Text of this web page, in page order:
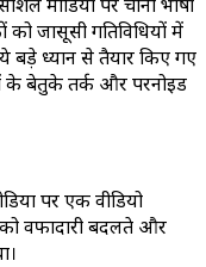
को जासूसी गतिविधियों में
बड़े ध्यान से तैयार किए गए
के बेतुके तर्क और परनोइड
पर एक वीडियो
वफादारी बदलते और